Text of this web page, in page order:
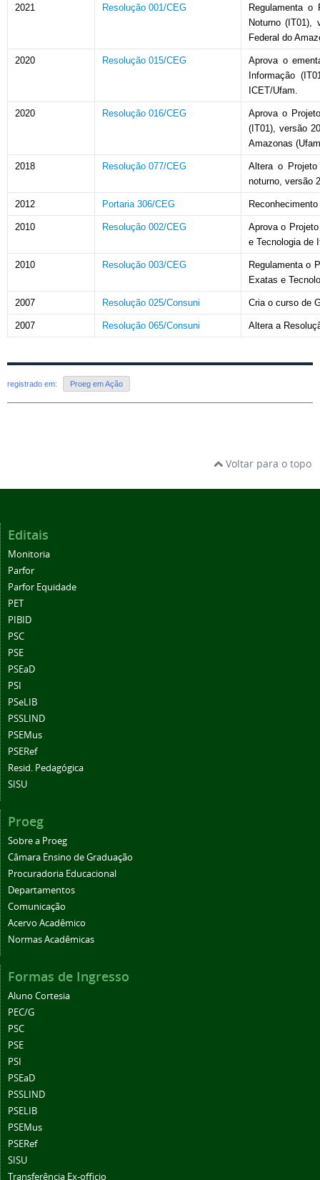
2021 Resolução 001/CEG
Regulamenta
Noturno (IT01),
Federal do
2020 Resolução 015/CEG
Aprova o
Informação
ICET/Ufam.
2020 Resolução 016/CEG
Aprova o
(IT01), versão
Amazonas
2018 Resolução 077/CEG
Altera o
noturno, versão
2012 Portaria 306/CEG
2010 Resolução 002/CEG
Aprova o
e Tecnologia de
2010 Resolução 003/CEG
Regulamenta o
Exatas e
2007 Resolução 025/Consuni Cria o curso de
2007 Resolução 065/Consuni Altera a
registrado em: Proeg em Ação
Voltar para o topo
Editais
Monitoria
Parfor
Parfor Equidade
PET
PIBID
PSC
PSE
PSEaD
PSI
PSeLIB
PSSLIND
PSEMus
PSERef
Resid. Pedagógica
SISU
Proeg
Sobre a Proeg
Câmara Ensino de Graduação
Procuradoria Educacional
Departamentos
Comunicação
Acervo Acadêmico
Normas Acadêmicas
Formas de Ingresso
Aluno Cortesia
PEC/G
PSC
PSE
PSI
PSEaD
PSSLIND
PSELIB
PSEMus
PSERef
SISU
Transferência Ex-officio